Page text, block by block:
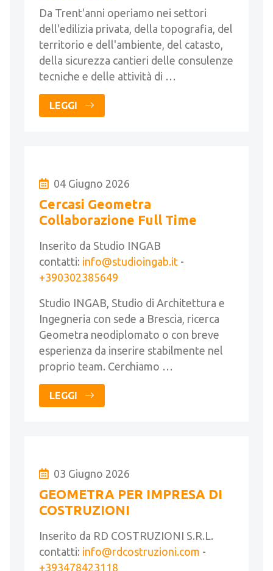
Da Trent'anni operiamo nei settori
dell'edilizia privata, della topografia, del
territorio e dell'ambiente, del catasto,
della sicurezza cantieri delle consulenze
tecniche e delle attività di …
LEGGI
04 Giugno 2026
Cercasi Geometra
Collaborazione Full Time
Inserito da Studio INGAB
contatti: info@studioingab.it -
+390302385649
Studio INGAB, Studio di Architettura e
Ingegneria con sede a Brescia, ricerca
Geometra neodiplomato o con breve
esperienza da inserire stabilmente nel
proprio team. Cerchiamo …
LEGGI
03 Giugno 2026
GEOMETRA PER IMPRESA DI
COSTRUZIONI
Inserito da RD COSTRUZIONI S.R.L.
contatti: info@rdcostruzioni.com -
+393478423118